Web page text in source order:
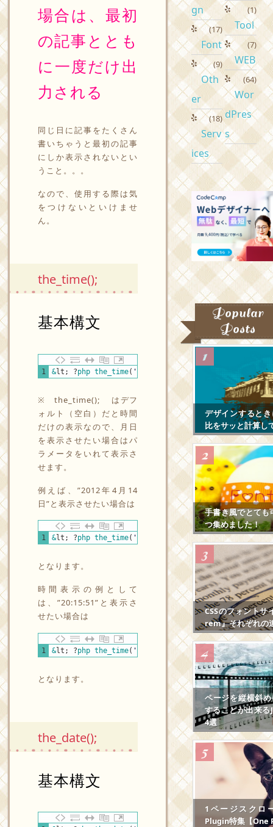
場合は、最初
の記事ととも
に一度だけ出
力される
同じ日に記事をたくさん
書いちゃうと最初の記事
にしか表示されないとい
うこと。。。
なので、使用する際は気
をつけないといけませ
ん。
the_time();
基本構文
PHP
1 &lt ; ?php the_time( 'format' ?& gt
※ the_time(); はデフ
ォルト（空白）だと時間
だけの表示なので、月日
を表示させたい場合はパ
ラメータをいれて表示さ
せます。
例えば、”2012年4月14
日”と表示させたい場合は
PHP
1 &lt ; ?php the_time( 'Y年n月j日' ; gt;
となります。
時間表示の例として
は、”20:15:51”と表示さ
せたい場合は
PHP
1 &lt ; ?php the_time( 'h:i:s' &gt
となります。
the_date();
基本構文
gn
Font
(17)
Oth
er
(9)
Serv
ices
(18)
Tool
(1)
WEB
(7)
Wor
dPres
s
(64)
Popular
Posts
デザインすると
比をサッと計算し
手書き風でとても
つ集めました！
CSSのフォント
rem』それぞれの
ページを縦横斜
することが出来
4選
1ページスクロ
Plugin特集【One